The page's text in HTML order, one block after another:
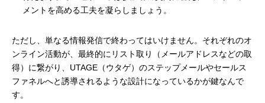
メントを高める工夫を凝らしましょう。
ただし、単なる情報発信で終わってはいけません。それぞれのオ
ンライン活動が、最終的にリスト取り（メールアドレスなどの取
得）に繋がり、UTAGE（ウタゲ）のステップメールやセールス
ファネルへと誘導されるような設計になっているかが鍵なんで
す。